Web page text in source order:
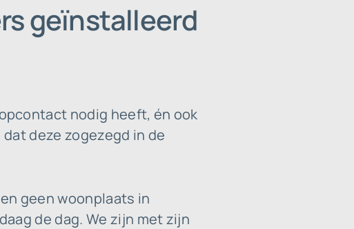
geïnstalleerd
nodig heeft, én ook
deze zogezegd in de
geen woonplaats in
de dag. We zijn met zijn